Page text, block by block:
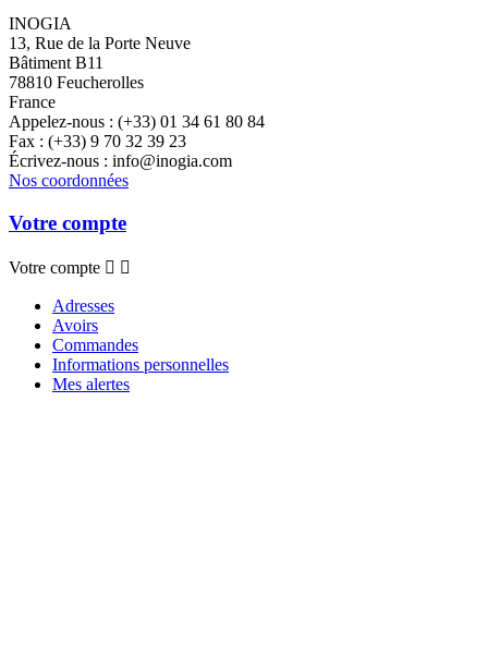
INOGIA
13, Rue de la Porte Neuve
Bâtiment B11
78810 Feucherolles
France
Appelez-nous : (+33) 01 34 61 80 84
Fax : (+33) 9 70 32 39 23
Écrivez-nous : info@inogia.com
Nos coordonnées
Votre compte
Votre compte  
Adresses
Avoirs
Commandes
Informations personnelles
Mes alertes